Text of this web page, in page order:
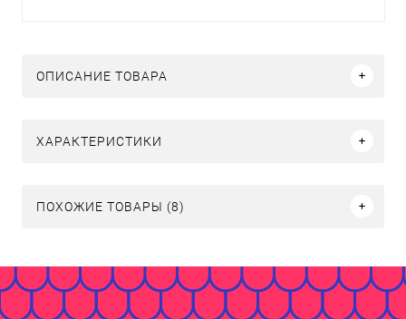
ОПИСАНИЕ ТОВАРА
ХАРАКТЕРИСТИКИ
ПОХОЖИЕ ТОВАРЫ (8)